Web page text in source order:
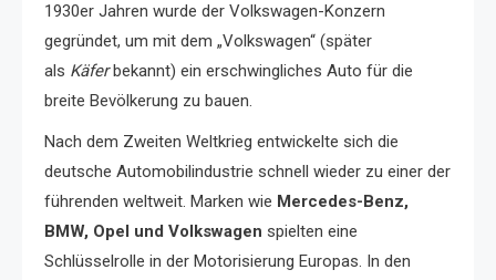
1930er Jahren wurde der Volkswagen-Konzern
gegründet, um mit dem „Volkswagen“ (später
als Käferbekannt) ein erschwingliches Auto für die
breite Bevölkerung zu bauen.
Nach dem Zweiten Weltkrieg entwickelte sich die
deutsche Automobilindustrie schnell wieder zu einer der
führenden weltweit. Marken wie Mercedes-Benz,
BMW, Opel und Volkswagen spielten eine
Schlüsselrolle in der Motorisierung Europas. In den